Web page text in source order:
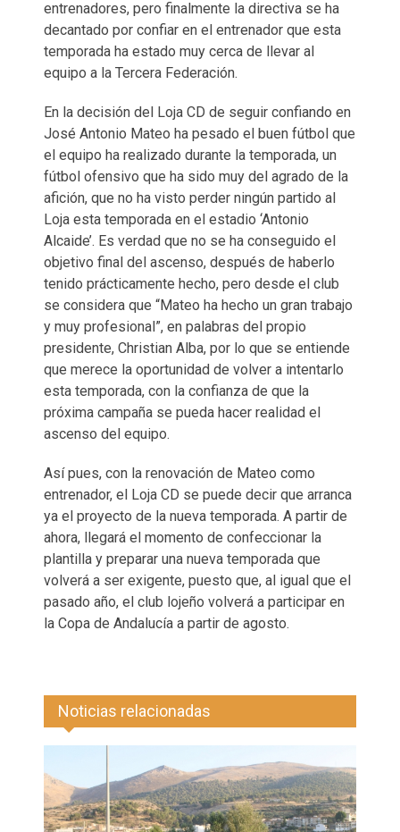
entrenadores, pero finalmente la directiva se ha
decantado por confiar en el entrenador que esta
temporada ha estado muy cerca de llevar al
equipo a la Tercera Federación.
En la decisión del Loja CD de seguir confiando en
José Antonio Mateo ha pesado el buen fútbol que
el equipo ha realizado durante la temporada, un
fútbol ofensivo que ha sido muy del agrado de la
afición, que no ha visto perder ningún partido al
Loja esta temporada en el estadio ‘Antonio
Alcaide’. Es verdad que no se ha conseguido el
objetivo final del ascenso, después de haberlo
tenido prácticamente hecho, pero desde el club
se considera que “Mateo ha hecho un gran trabajo
y muy profesional”, en palabras del propio
presidente, Christian Alba, por lo que se entiende
que merece la oportunidad de volver a intentarlo
esta temporada, con la confianza de que la
próxima campaña se pueda hacer realidad el
ascenso del equipo.
Así pues, con la renovación de Mateo como
entrenador, el Loja CD se puede decir que arranca
ya el proyecto de la nueva temporada. A partir de
ahora, llegará el momento de confeccionar la
plantilla y preparar una nueva temporada que
volverá a ser exigente, puesto que, al igual que el
pasado año, el club lojeño volverá a participar en
la Copa de Andalucía a partir de agosto.
Noticias relacionadas